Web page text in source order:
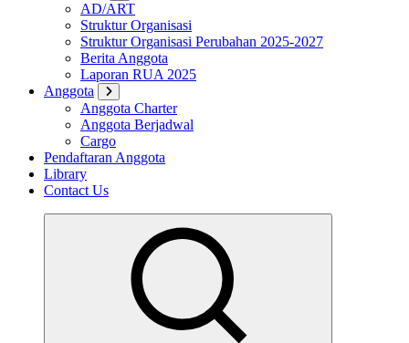
AD/ART
Struktur Organisasi
Struktur Organisasi Perubahan 2025-2027
Berita Anggota
Laporan RUA 2025
Anggota
Anggota Charter
Anggota Berjadwal
Cargo
Pendaftaran Anggota
Library
Contact Us